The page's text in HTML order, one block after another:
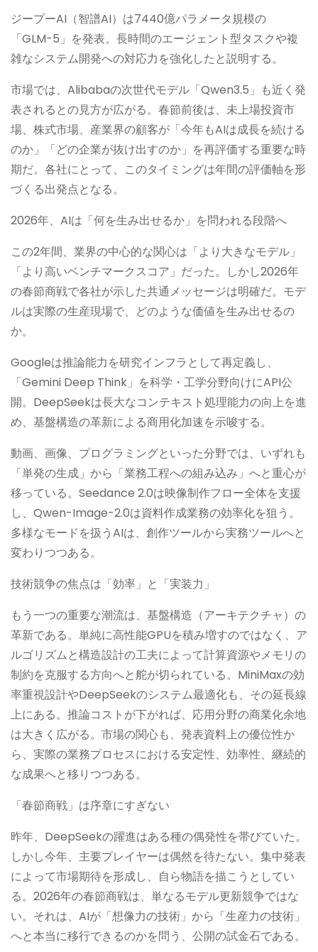
ジープーAI（智譜AI）は7440億パラメータ規模の
「GLM-5」を発表。長時間のエージェント型タスクや複
雑なシステム開発への対応力を強化したと説明する。
市場では、Alibabaの次世代モデル「Qwen3.5」も近く発
表されるとの見方が広がる。春節前後は、未上場投資市
場、株式市場、産業界の顧客が「今年もAIは成長を続ける
のか」「どの企業が抜け出すのか」を再評価する重要な時
期だ。各社にとって、このタイミングは年間の評価軸を形
づくる出発点となる。
2026年、AIは「何を生み出せるか」を問われる段階へ
この2年間、業界の中心的な関心は「より大きなモデル」
「より高いベンチマークスコア」だった。しかし2026年
の春節商戦で各社が示した共通メッセージは明確だ。モデ
ルは実際の生産現場で、どのような価値を生み出せるの
か。
Googleは推論能力を研究インフラとして再定義し、
「Gemini Deep Think」を科学・工学分野向けにAPI公
開。DeepSeekは長大なコンテキスト処理能力の向上を進
め、基盤構造の革新による商用化加速を示唆する。
動画、画像、プログラミングといった分野では、いずれも
「単発の生成」から「業務工程への組み込み」へと重心が
移っている。Seedance 2.0は映像制作フロー全体を支援
し、Qwen-Image-2.0は資料作成業務の効率化を狙う。
多様なモードを扱うAIは、創作ツールから実務ツールへと
変わりつつある。
技術競争の焦点は「効率」と「実装力」
もう一つの重要な潮流は、基盤構造（アーキテクチャ）の
革新である。単純に高性能GPUを積み増すのではなく、ア
ルゴリズムと構造設計の工夫によって計算資源やメモリの
制約を克服する方向へと舵が切られている。MiniMaxの効
率重視設計やDeepSeekのシステム最適化も、その延長線
上にある。推論コストが下がれば、応用分野の商業化余地
は大きく広がる。市場の関心も、発表資料上の優位性か
ら、実際の業務プロセスにおける安定性、効率性、継続的
な成果へと移りつつある。
「春節商戦」は序章にすぎない
昨年、DeepSeekの躍進はある種の偶発性を帯びていた。
しかし今年、主要プレイヤーは偶然を待たない。集中発表
によって市場期待を形成し、自ら物語を描こうとしてい
る。2026年の春節商戦は、単なるモデル更新競争ではな
い。それは、AIが「想像力の技術」から「生産力の技術」
へと本当に移行できるのかを問う、公開の試金石である。